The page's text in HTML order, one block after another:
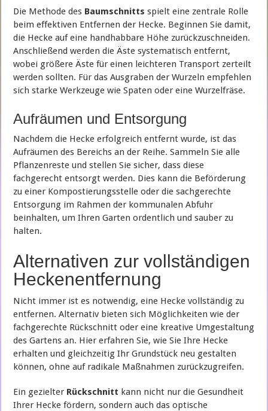
Die Methode des Baumschnitts spielt eine zentrale Rolle
beim effektiven Entfernen der Hecke. Beginnen Sie damit,
die Hecke auf eine handhabbare Höhe zurückzuschneiden.
Anschließend werden die Äste systematisch entfernt,
wobei größere Äste für einen leichteren Transport zerteilt
werden sollten. Für das Ausgraben der Wurzeln empfehlen
sich starke Werkzeuge wie Spaten oder eine Wurzelfräse.
Aufräumen und Entsorgung
Nachdem die Hecke erfolgreich entfernt wurde, ist das
Aufräumen des Bereichs an der Reihe. Sammeln Sie alle
Pflanzenreste und stellen Sie sicher, dass diese
fachgerecht entsorgt werden. Dies kann die Beförderung
zu einer Kompostierungsstelle oder die sachgerechte
Entsorgung im Rahmen der kommunalen Abfuhr
beinhalten, um Ihren Garten ordentlich und sauber zu
halten.
Alternativen zur vollständigen
Heckenentfernung
Nicht immer ist es notwendig, eine Hecke vollständig zu
entfernen. Alternativ bieten sich Möglichkeiten wie der
fachgerechte Rückschnitt oder eine kreative Umgestaltung
des Gartens an. Hier erfahren Sie, wie Sie Ihre Hecke
erhalten und gleichzeitig Ihr Grundstück neu gestalten
können, ohne auf radikale Maßnahmen zurückzugreifen.
Ein gezielter Rückschnitt kann nicht nur die Gesundheit
Ihrer Hecke fördern, sondern auch das optische